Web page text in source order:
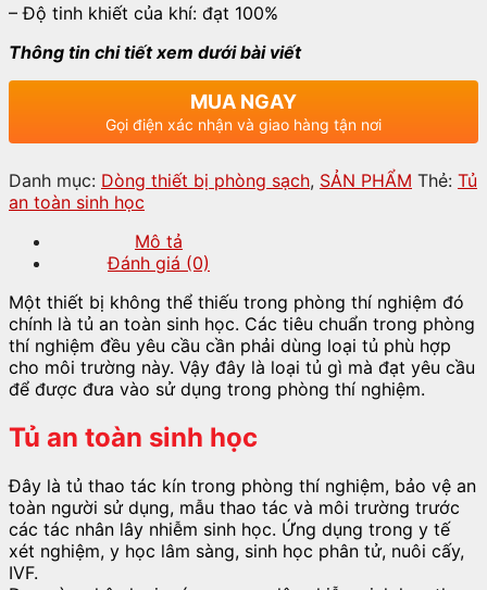
– Độ tinh khiết của khí: đạt 100%
Thông tin chi tiết xem dưới bài viết
MUA NGAY
Gọi điện xác nhận và giao hàng tận nơi
Danh mục: Dòng thiết bị phòng sạch, SẢN PHẨM Thẻ: Tủ
an toàn sinh học
Mô tả
Đánh giá (0)
Một thiết bị không thể thiếu trong phòng thí nghiệm đó
chính là tủ an toàn sinh học. Các tiêu chuẩn trong phòng
thí nghiệm đều yêu cầu cần phải dùng loại tủ phù hợp
cho môi trường này. Vậy đây là loại tủ gì mà đạt yêu cầu
để được đưa vào sử dụng trong phòng thí nghiệm.
Tủ an toàn sinh học
Đây là tủ thao tác kín trong phòng thí nghiệm, bảo vệ an
toàn người sử dụng, mẫu thao tác và môi trường trước
các tác nhân lây nhiễm sinh học. Ứng dụng trong y tế
xét nghiệm, y học lâm sàng, sinh học phân tử, nuôi cấy,
IVF.